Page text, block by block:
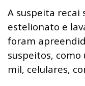
A suspeita recai
estelionato e
foram
suspeitos,
mil, celulares,